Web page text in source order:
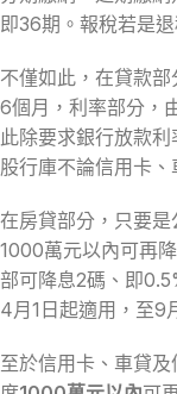
即36期。報稅若是
不僅如此，在貸款
6個月，利率部分，
此除要求銀行放款
股行庫不論信用卡
在房貸部分，只要
1000萬元以內可再
部可降息2碼、即
4月1日起適用，至9
至於信用卡、車貸